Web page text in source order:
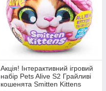
Акція! Інтерактивний ігровий
набір Pets Alive S2 Грайливі
кошенята Smitten Kittens